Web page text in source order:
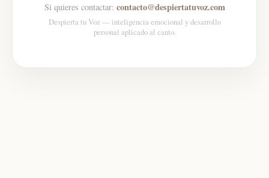
Si quieres contactar: contacto@despiertatuvoz.com
Despierta tu Voz — inteligencia emocional y desarrollo
personal aplicado al canto.